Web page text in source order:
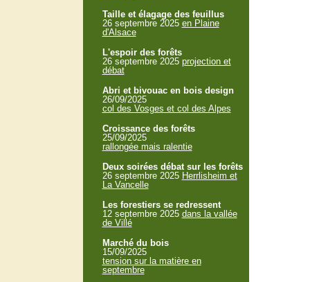
Taille et élagage des feuillus
26 septembre 2025 en Plaine
d'Alsace
L'espoir des forêts
26 septembre 2025 projection et
débat
Abri et bivouac en bois design
26/09/2025
col des Vosges et col des Alpes
Croissance des forêts
25/09/2025
rallongée mais ralentie
Deux soirées débat sur les forêts
26 septembre 2025 Herrlisheim et
La Vancelle
Les forestiers se redressent
12 septembre 2025 dans la vallée
de Villé
Marché du bois
15/09/2025
tension sur la matière en
septembre